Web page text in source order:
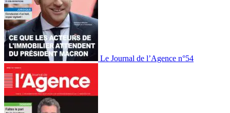
Le Journal de l’Agence n°54